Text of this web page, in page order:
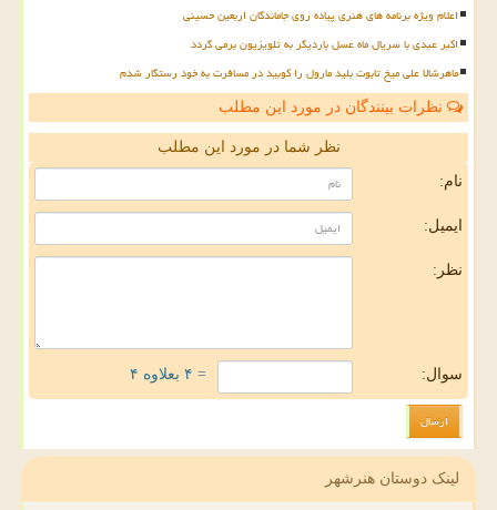
اعلام ویژه برنامه های هنری پیاده روی جاماندگان اربعین حسینی
اکبر عبدی با سریال ماه عسل باردیگر به تلویزیون برمی گردد
ماهرشالا علی میخ تابوت بلید مارول را کوبید در مسافرت به خود رستگار شدم
نظرات بینندگان در مورد این مطلب
نظر شما در مورد این مطلب
نام:
ایمیل:
نظر:
سوال: = ۴ بعلاوه ۴
لینک دوستان هنرشهر